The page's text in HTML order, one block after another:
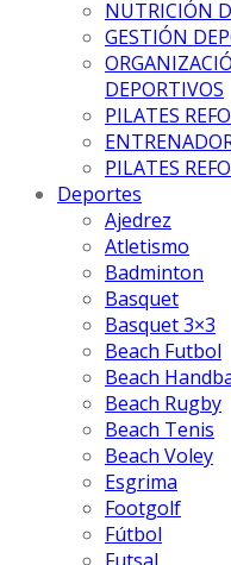
NUTRICIÓN
GESTIÓN
DEPORTIVOS
PILATES
PILATES
Deportes
Ajedrez
Atletismo
Badminton
Basquet
Basquet 3×3
Beach Futbol
Beach
Beach Rugby
Beach Tenis
Beach Voley
Esgrima
Footgolf
Fútbol